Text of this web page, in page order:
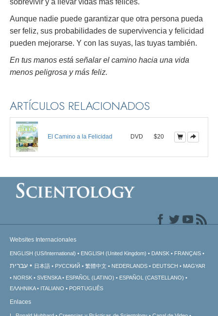
Aunque nadie puede garantizar que otra persona pueda
ser feliz, sus probabilidades de supervivencia y felicidad
pueden mejorarse. Y con las suyas, las tuyas también.
En tus manos está señalar el camino hacia una vida
menos peligrosa y más feliz.
ARTÍCULOS RELACIONADOS
El Camino a la Felicidad DVD $20
Websites Internacionales
ENGLISH (US/International) ENGLISH (United Kingdom) DANSK FRANÇAIS
עברית 日本語 РУССКИЙ 繁體中文 NEDERLANDS DEUTSCH
MAGYAR
NORSK
SVENSKA ESPAÑOL (LATINO)
ESPAÑOL (CASTELLANO)
ΕΛΛΗΝΙΚA
ITALIANO PORTUGUÊS
Enlaces